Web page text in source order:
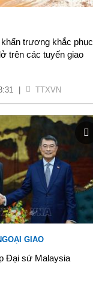
trương khắc phục
trên các tuyến giao
TTXVN
GIAO
Đại sứ Malaysia